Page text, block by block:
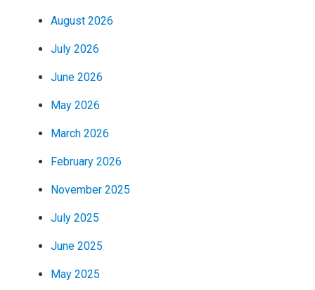
August 2026
July 2026
June 2026
May 2026
March 2026
February 2026
November 2025
July 2025
June 2025
May 2025